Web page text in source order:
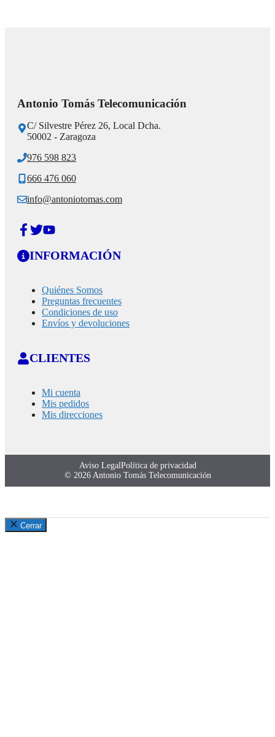
Antonio Tomás Telecomunicación
C/ Silvestre Pérez 26, Local Dcha.
50002 - Zaragoza
976 598 823
666 476 060
info@antoniotomas.com
INFORMACIÓN
Quiénes Somos
Preguntas frecuentes
Condiciones de uso
Envíos y devoluciones
CLIENTES
Mi cuenta
Mis pedidos
Mis direcciones
© 2026 Antonio Tomás Telecomunicación
Aviso LegalPolítica de privacidad
Cerrar